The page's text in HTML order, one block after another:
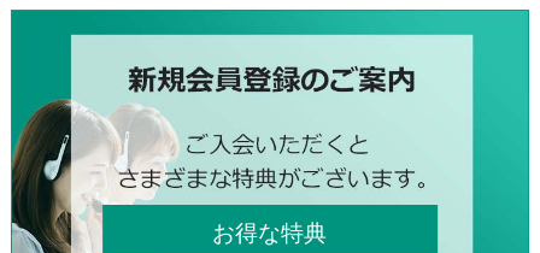
お得な特典